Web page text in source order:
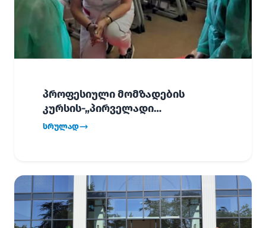
პროფესიული მომზადების
კურსის-„პირველადი
გადაუდებელი დახმარება“,
სრულად